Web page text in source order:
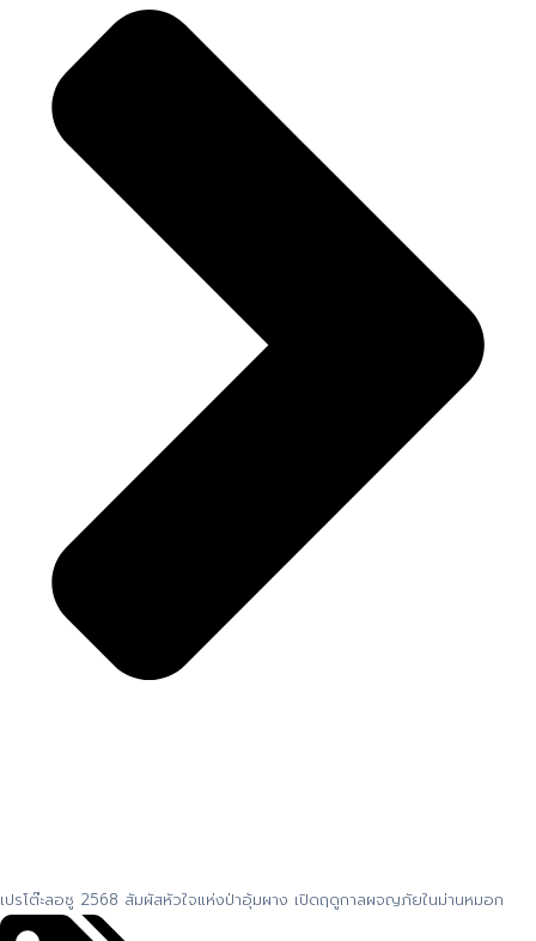
เปรโต๊ะลอซู 2568 สัมผัสหัวใจแห่งป่าอุ้มผาง เปิดฤดูกาลผจญภัยในม่านหมอก